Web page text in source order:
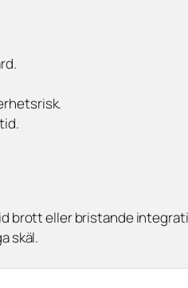
brott eller bristande
skäl.